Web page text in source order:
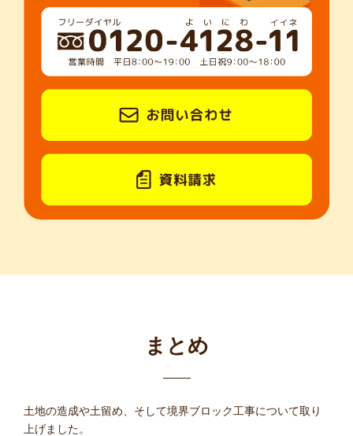
まとめ
土地の造成や土留め、そして境界ブロック工事について取り
上げました。